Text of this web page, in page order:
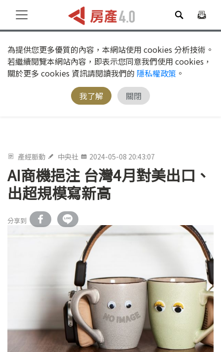
為提供您更多優質的內容，本網站使用 cookies 分析技術。
若繼續閱覽本網站內容，即表示您同意我們使用 cookies，
關於更多 cookies 資訊請閱讀我們的 隱私權政策 。
我了解
關閉
產經脈動 中央社 2024-05-08 20:43:07
AI商機挹注 台灣4月對美出口、
出超規模寫新高
分享到